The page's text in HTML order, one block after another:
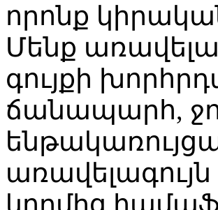
որոնք
Մենք
գույքի
ճանապարհ,